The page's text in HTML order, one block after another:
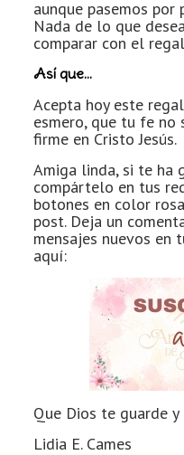
aunque pasemos por
Nada de lo que
comparar con el
Así que…
Acepta hoy este
esmero, que tu fe no
firme en Cristo Jesús.
Amiga linda, si te ha
compártelo en tus
botones en color
post. Deja un
mensajes nuevos en
aquí:
Que Dios te guarde
Lidia E. Cames